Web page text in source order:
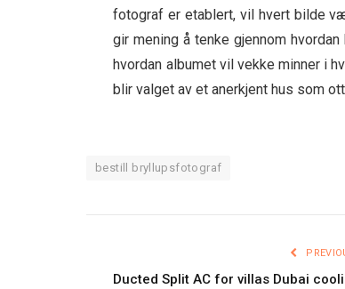
fotograf er etablert, vil hvert bilde
gir mening å tenke gjennom
hvordan albumet vil vekke minner i
blir valget av et anerkjent hus som
bestill bryllupsfotograf
Ducted Split AC for villas Dubai